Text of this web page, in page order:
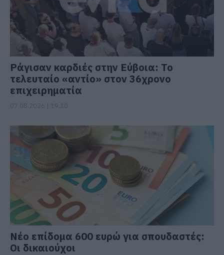
Ράγισαν καρδιές στην Εύβοια: Το
τελευταίο «αντίο» στον 36χρονο
επιχειρηματία
Νέο επίδομα 600 ευρώ για σπουδαστές:
Οι δικαιούχοι